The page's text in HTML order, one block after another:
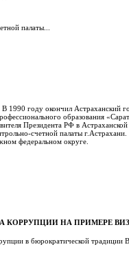
палаты...
1990 году окончил Астраханский
образования
Президента РФ в
счетной палаты
федеральном округе.
НА ПРИМЕРЕ
в бюрократической